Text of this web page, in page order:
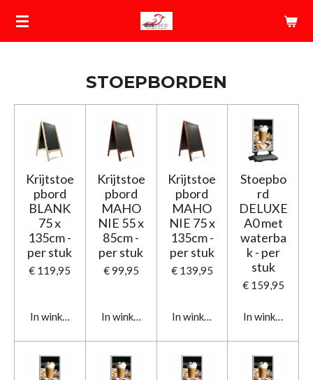
Ga
STOEPBORDEN
Krijtstoe
pbord
BLANK
75 x
135cm -
per stuk
€ 119,95
In winkelwagen
Krijtstoe
pbord
MAHO
NIE 55 x
85cm -
per stuk
€ 99,95
In winkelwagen
Krijtstoe
pbord
MAHO
NIE 75 x
135cm -
per stuk
€ 139,95
In winkelwagen
Stoepbo
rd
DELUXE
A0 met
waterba
k - per
stuk
€ 159,95
In